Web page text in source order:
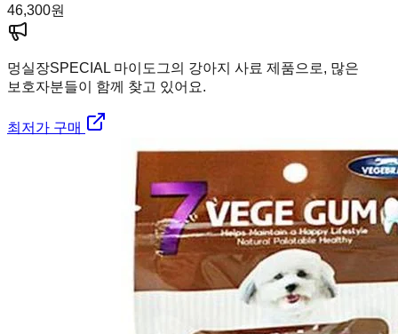
46,300원
멍실장SPECIAL 마이도그의 강아지 사료 제품으로, 많은
보호자분들이 함께 찾고 있어요.
최저가 구매